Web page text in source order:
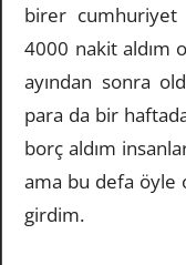
birer cumhuriyet
4000 nakit aldım
ayından sonra
para da bir
borç aldım
ama bu defa öyle
girdim.